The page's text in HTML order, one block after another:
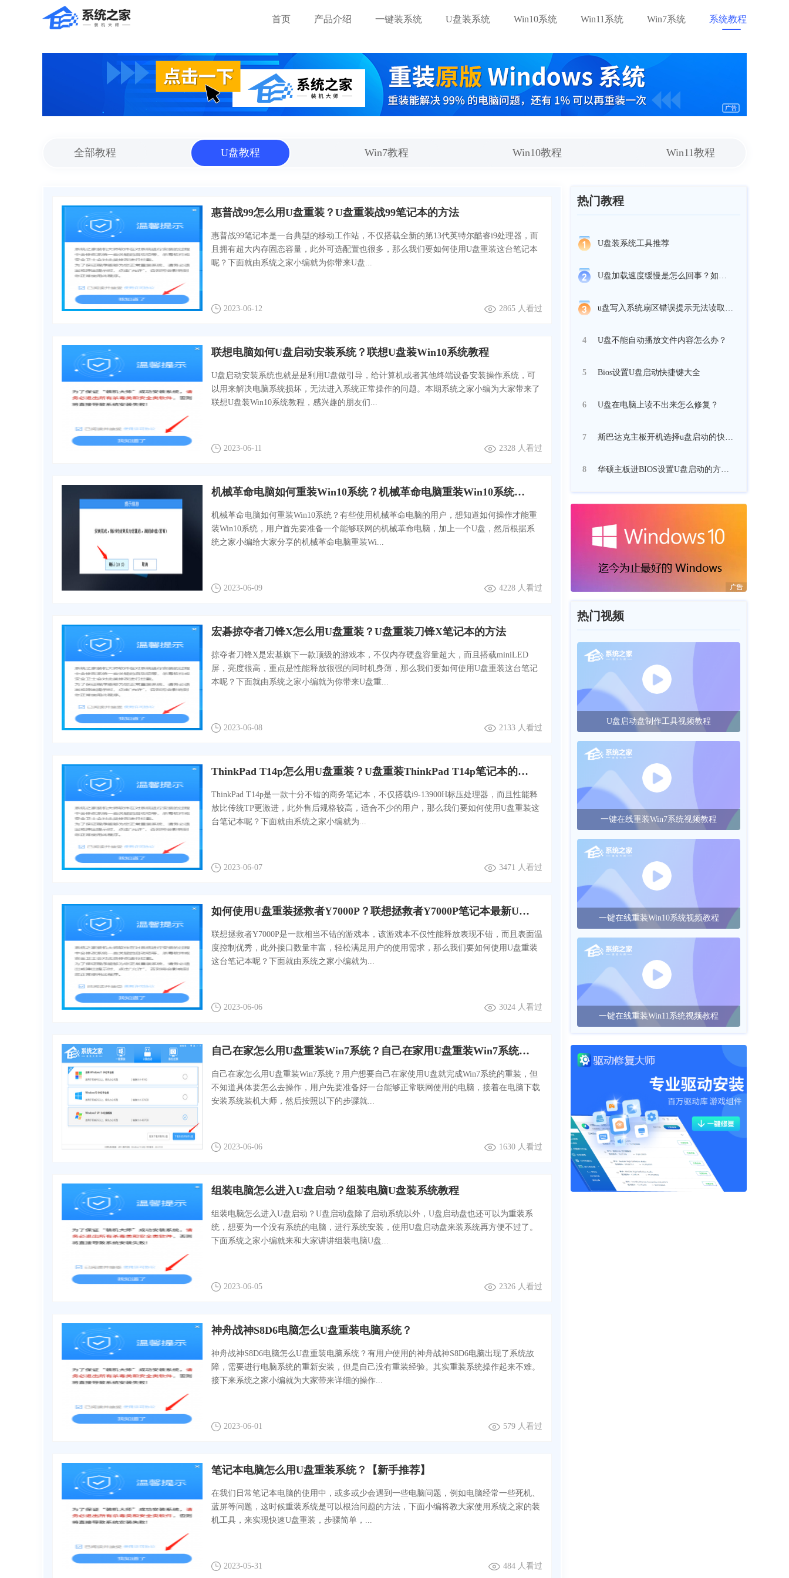
首页 产品介绍 一键装系统 U盘装系统 Win10系统 Win11系统 Win7系统 系统教程
全部教程 U盘教程 Win7教程 Win10教程 Win11教程
惠普战99怎么用U盘重装？U盘重装战99笔记本的方法
惠普战99笔记本是一台典型的移动工作站，不仅搭载全新的第13代英特尔酷睿i9处理器，而
且拥有超大内存固态容量，此外可选配置也很多，那么我们要如何使用U盘重装这台笔记本
呢？下面就由系统之家小编就为你带来U盘...
2023-06-12 2865 人看过
联想电脑如何U盘启动安装系统？联想U盘装Win10系统教程
U盘启动安装系统也就是是利用U盘做引导，给计算机或者其他终端设备安装操作系统，可
以用来解决电脑系统损坏，无法进入系统正常操作的问题。本期系统之家小编为大家带来了
联想U盘装Win10系统教程，感兴趣的朋友们...
2023-06-11 2328 人看过
机械革命电脑如何重装Win10系统？机械革命电脑重装Win10系统教程
机械革命电脑如何重装Win10系统？有些使用机械革命电脑的用户，想知道如何操作才能重
装Win10系统，用户首先要准备一个能够联网的机械革命电脑，加上一个U盘，然后根据系
统之家小编给大家分享的机械革命电脑重装Wi...
2023-06-09 4228 人看过
宏碁掠夺者刀锋X怎么用U盘重装？U盘重装刀锋X笔记本的方法
掠夺者刀锋X是宏基旗下一款顶级的游戏本，不仅内存硬盘容量超大，而且搭载miniLED
屏，亮度很高，重点是性能释放很强的同时机身薄，那么我们要如何使用U盘重装这台笔记
本呢？下面就由系统之家小编就为你带来U盘重...
2023-06-08 2133 人看过
ThinkPad T14p怎么用U盘重装？U盘重装ThinkPad T14p笔记本的方法
ThinkPad T14p是一款十分不错的商务笔记本，不仅搭载i9-13900H标压处理器，而且性能释
放比传统TP更激进，此外售后规格较高，适合不少的用户，那么我们要如何使用U盘重装这
台笔记本呢？下面就由系统之家小编就为...
2023-06-07 3471 人看过
如何使用U盘重装拯救者Y7000P？联想拯救者Y7000P笔记本最新U盘重装教程
联想拯救者Y7000P是一款相当不错的游戏本，该游戏本不仅性能释放表现不错，而且表面温
度控制优秀，此外接口数量丰富，轻松满足用户的使用需求，那么我们要如何使用U盘重装
这台笔记本呢？下面就由系统之家小编就为...
2023-06-06 3024 人看过
自己在家怎么用U盘重装Win7系统？自己在家用U盘重装Win7系统教程
自己在家怎么用U盘重装Win7系统？用户想要自己在家使用U盘就完成Win7系统的重装，但
不知道具体要怎么去操作，用户先要准备好一台能够正常联网使用的电脑，接着在电脑下载
安装系统装机大师，然后按照以下的步骤就...
2023-06-06 1630 人看过
组装电脑怎么进入U盘启动？组装电脑U盘装系统教程
组装电脑怎么进入U盘启动？U盘启动盘除了启动系统以外，U盘启动盘也还可以为重装系
统，想要为一个没有系统的电脑，进行系统安装，使用U盘启动盘来装系统再方便不过了。
下面系统之家小编就来和大家讲讲组装电脑U盘...
2023-06-05 2326 人看过
神舟战神S8D6电脑怎么U盘重装电脑系统？
神舟战神S8D6电脑怎么U盘重装电脑系统？有用户使用的神舟战神S8D6电脑出现了系统故
障，需要进行电脑系统的重新安装，但是自己没有重装经验。其实重装系统操作起来不难。
接下来系统之家小编就为大家带来详细的操作...
2023-06-01 579 人看过
笔记本电脑怎么用U盘重装系统？【新手推荐】
在我们日常笔记本电脑的使用中，或多或少会遇到一些电脑问题，例如电脑经常一些死机、
蓝屏等问题，这时候重装系统是可以根治问题的方法，下面小编将教大家使用系统之家的装
机工具，来实现快速U盘重装，步骤简单，...
2023-05-31 484 人看过
热门教程
U盘装系统工具推荐
4 U盘不能自动播放文件内容怎么办？
5 Bios设置U盘启动快捷键大全
6 U盘在电脑上读不出来怎么修复？
7
8
热门视频
U盘启动盘制作工具视频教程
一键在线重装Win7系统视频教程
一键在线重装Win10系统视频教程
一键在线重装Win11系统视频教程